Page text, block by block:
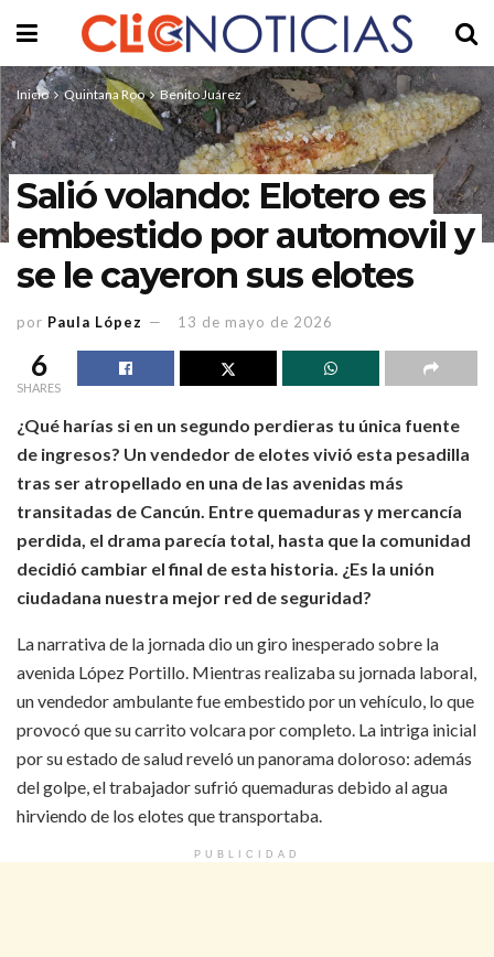
Inicio Quintana Roo Benito Juárez
Salió volando: Elotero es
embestido por automovil y
se le cayeron sus elotes
por Paula López 13 de mayo de 2026
6
SHARES
¿Qué harías si en un segundo perdieras tu única fuente
de ingresos? Un vendedor de elotes vivió esta pesadilla
tras ser atropellado en una de las avenidas más
transitadas de Cancún. Entre quemaduras y mercancía
perdida, el drama parecía total, hasta que la comunidad
decidió cambiar el final de esta historia. ¿Es la unión
ciudadana nuestra mejor red de seguridad?
La narrativa de la jornada dio un giro inesperado sobre la
avenida López Portillo. Mientras realizaba su jornada laboral,
un vendedor ambulante fue embestido por un vehículo, lo que
provocó que su carrito volcara por completo. La intriga inicial
por su estado de salud reveló un panorama doloroso: además
del golpe, el trabajador sufrió quemaduras debido al agua
hirviendo de los elotes que transportaba.
PUBLICIDAD